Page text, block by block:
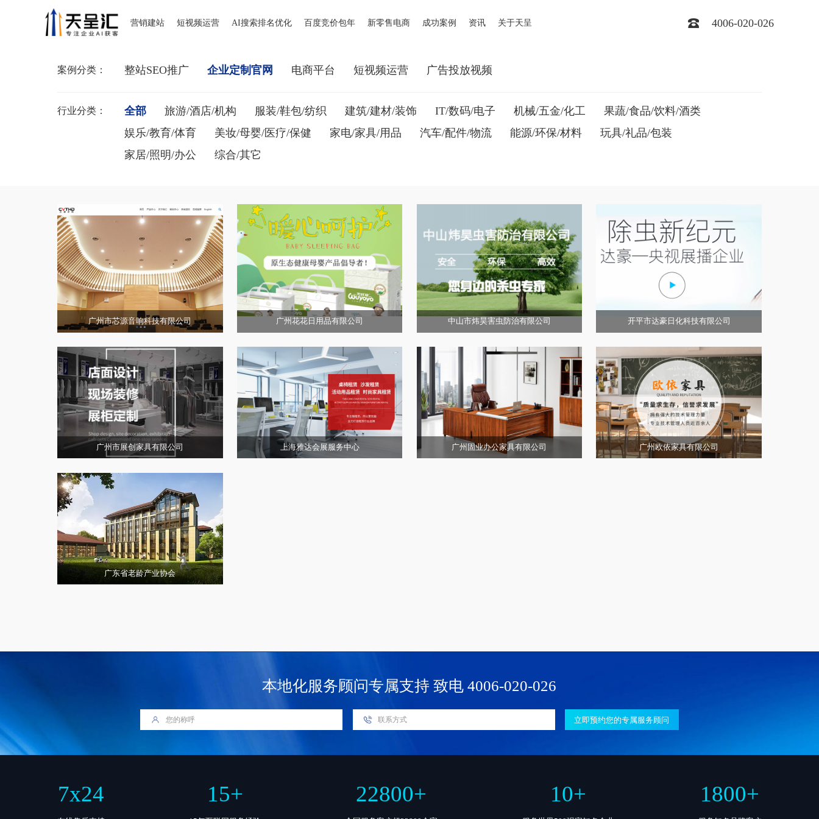
营销建站 短视频运营 AI搜索排名优化 百度竞价包年 新零售电商 成功案例 资讯 关于天呈 4006-020-026
案例分类： 整站SEO推广 企业定制官网 电商平台 短视频运营 广告投放视频
行业分类： 全部 旅游/酒店/机构 服装/鞋包/纺织 建筑/建材/装饰 IT/数码/电子 机械/五金/化工
果蔬/食品/饮料/酒类
娱乐/教育/体育
美妆/母婴/医疗/保健 家电/家具/用品 汽车/配件/物流 能源/环保/材料
玩具/礼品/包装
家居/照明/办公
综合/其它
广州市芯源音响科技有限公司 广州花花日用品有限公司 中山市炜昊害虫防治有限公司 开平市达豪日化科技有限公司
广州市展创家具有限公司 上海雅达会展服务中心 广州固业办公家具有限公司 广州欧依家具有限公司
广东省老龄产业协会
本地化服务顾问专属支持致电 4006-020-026
立即预约您的专属服务顾问
7x24 15+ 22800+ 10+ 1800+